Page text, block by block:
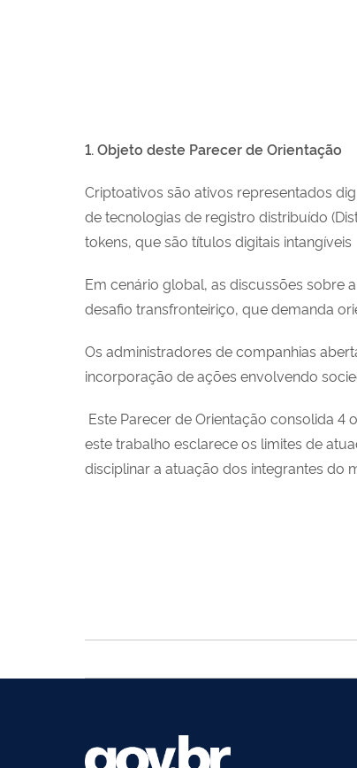
1. Objeto deste Parecer de Orientação
Criptoativos são ativos representados
de tecnologias de registro distribuído
tokens, que são títulos digitais intangíveis
Em cenário global, as discussões sobre
desafio transfronteiriço, que demanda
Os administradores de companhias
incorporação de ações envolvendo
Este Parecer de Orientação consolida
este trabalho esclarece os limites de
disciplinar a atuação dos integrantes do